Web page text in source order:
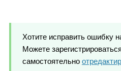
Хотите исправить ошибку
Можете
самостоятельно